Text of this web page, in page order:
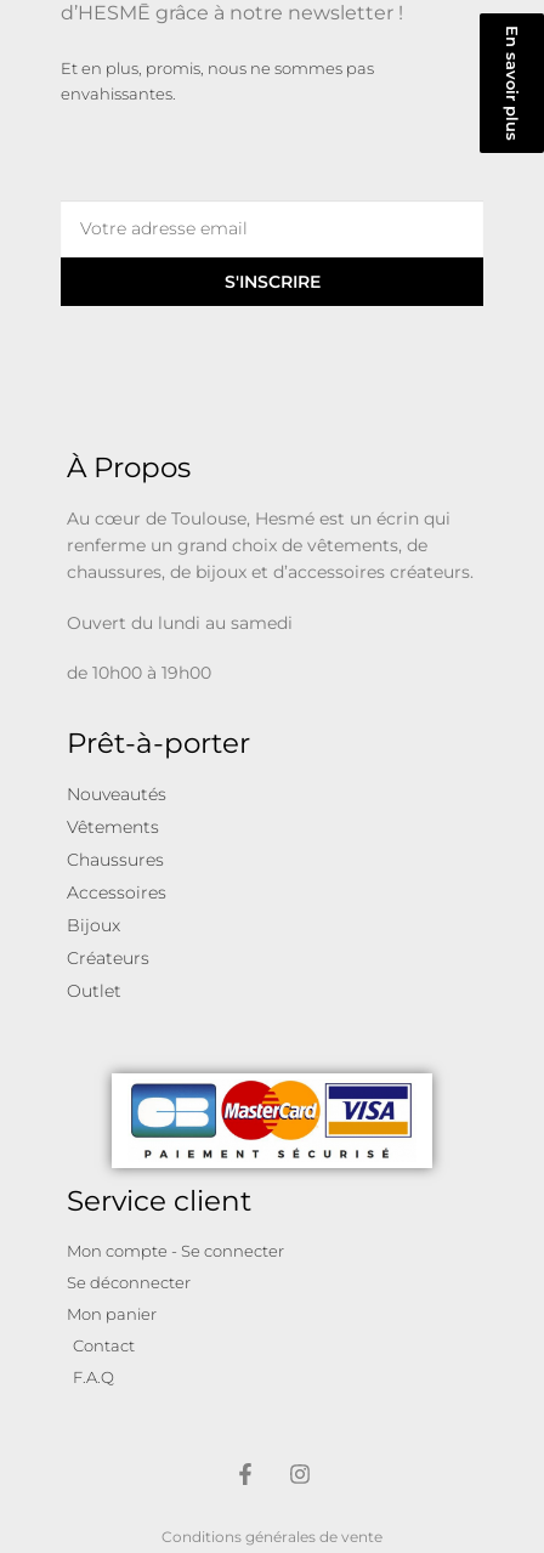
En savoir plus
d’HESMĒ grâce à notre newsletter !
Et en plus, promis, nous ne sommes pas
envahissantes.
S'INSCRIRE
À Propos
Au cœur de Toulouse, Hesmé est un écrin qui
renferme un grand choix de vêtements, de
chaussures, de bijoux et d’accessoires créateurs.
Ouvert du lundi au samedi
de 10h00 à 19h00
Prêt-à-porter
Nouveautés
Vêtements
Chaussures
Accessoires
Bijoux
Créateurs
Outlet
Service client
Mon compte - Se connecter
Se déconnecter
Mon panier
Contact
F.A.Q
Conditions générales de vente